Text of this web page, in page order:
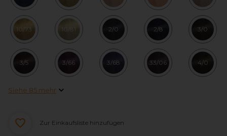
10/73 10/81 2/0 2/8 3/0
3/5 3/66 3/68 33/06 4/0
Siehe 85 mehr
Zur Einkaufsliste hinzufügen